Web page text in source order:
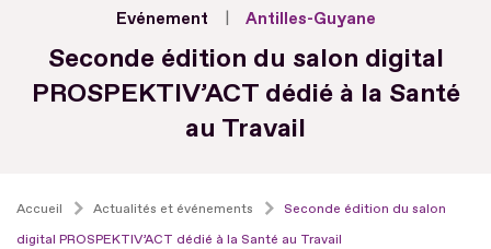
Evénement Antilles-Guyane
Seconde édition du salon digital
PROSPEKTIV’ACT dédié à la Santé
au Travail
Accueil Actualités et événements
Seconde édition du salon
digital PROSPEKTIV’ACT dédié à la Santé au Travail